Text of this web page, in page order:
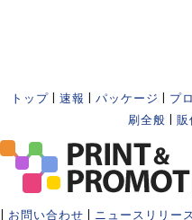
トップ 速報 パッケージ プ
刷全般
販
お問い合わせ ニュースリリー